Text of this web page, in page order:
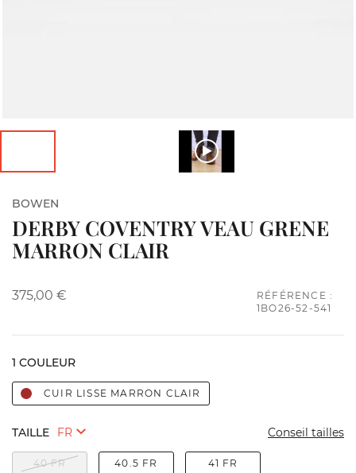
BOWEN
DERBY COVENTRY VEAU GRENE
MARRON CLAIR
375,00 €
RÉFÉRENCE :
1BO26-52-541
1 COULEUR
CUIR LISSE MARRON CLAIR
TAILLE Conseil tailles
40 FR 40.5 FR 41 FR